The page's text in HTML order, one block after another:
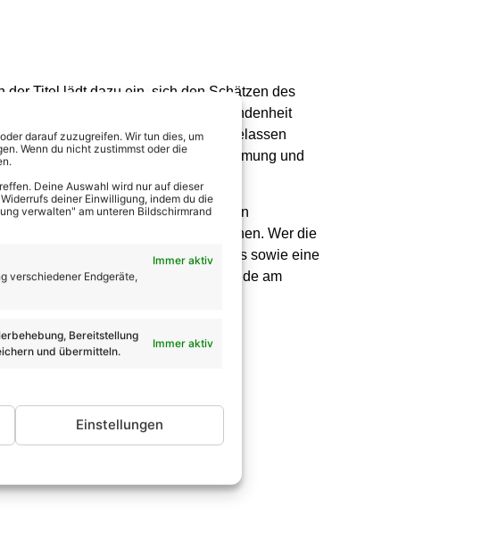
darauf zuzugreifen. Wir tun dies, um
Wenn du nicht zustimmst oder die
Deine Auswahl wird nur auf dieser
deiner Einwilligung, indem du die
verwalten" am unteren Bildschirmrand
Immer aktiv
verschiedener Endgeräte,
Bereitstellung
und übermitteln.
Immer aktiv
Einstellungen
Titel lädt dazu ein, sich den Schätzen des
Dankbarkeit und echter Naturverbundenheit
ihre Kosten, die am liebsten ausgelassen
Songs für eine mitreißende Stimmung und
Tournee 2026/2027 ein
Momenten, die unter die Haut gehen. Wer die
großer Gefühle, berührender Songs sowie eine
den Kastelruther Spatzen die Freude am